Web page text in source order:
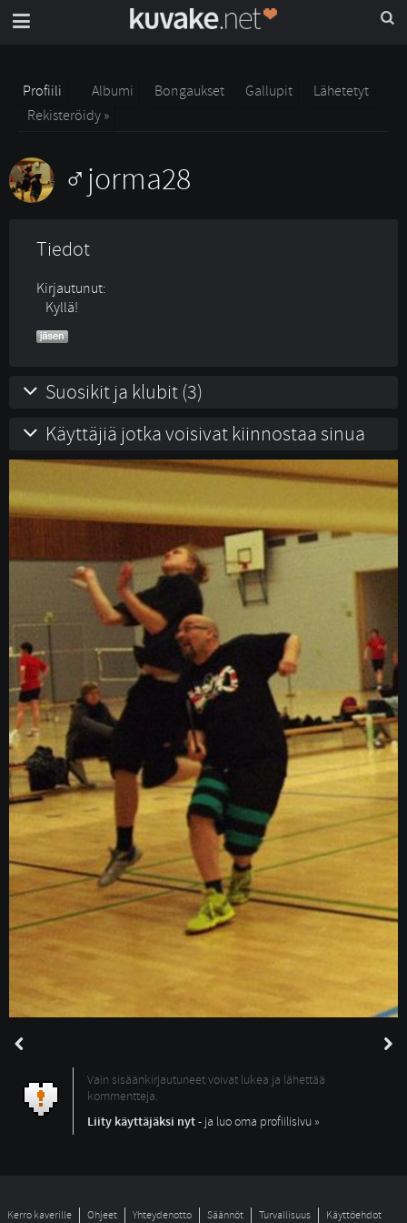
Profiili Albumi Bongaukset Gallupit
Lähetetyt
Rekisteröidy »
jorma28
Tiedot
Kirjautunut:
Kyllä!
Suosikit ja klubit (3)
Käyttäjiä jotka voisivat kiinnostaa sinua
Vain sisäänkirjautuneet voivat lukea ja lähettää
kommentteja.
Liity käyttäjäksi nyt- ja luo oma profiilisivu »
Kerro kaverille Ohjeet Yhteydenotto Säännöt Turvallisuus Käyttöehdot